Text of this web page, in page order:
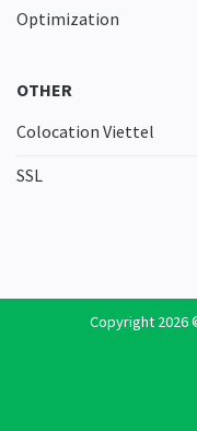
Optimization
OTHER
Colocation Viettel
SSL
Copyright 2026